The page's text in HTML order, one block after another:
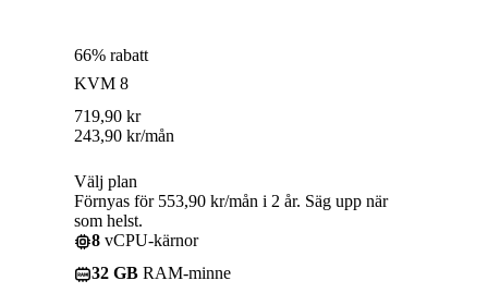
66% rabatt
KVM 8
719,90 kr
243,90 kr/mån
Välj plan
Förnyas för 553,90 kr/mån i 2 år. Säg upp när
som helst.
8 vCPU-kärnor
32 GB RAM-minne